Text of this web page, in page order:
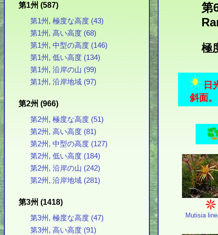
第1州 (587)
第1州, 極度な高度 (43)
第1州, 高い高度 (68)
第1州, 中型の高度 (146)
第1州, 低い高度 (134)
第1州, 沿岸の山 (99)
第1州, 沿岸地域 (97)
第2州 (966)
第2州, 極度な高度 (51)
第2州, 高い高度 (81)
第2州, 中型の高度 (127)
第2州, 低い高度 (184)
第2州, 沿岸の山 (242)
第2州, 沿岸地域 (281)
第3州 (1418)
第3州, 極度な高度 (47)
第3州, 高い高度 (91)
第
極
日
斜面
Mutisia